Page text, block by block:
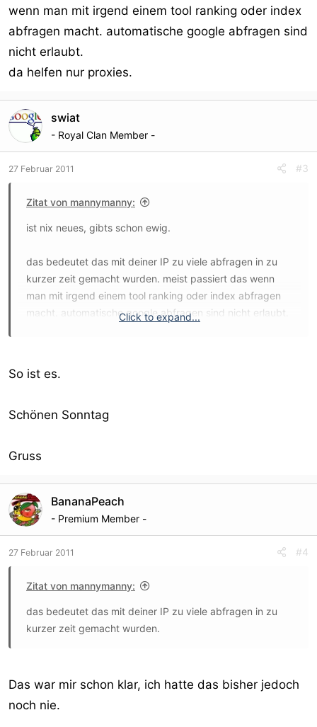
wenn man mit irgend einem tool ranking oder index
abfragen macht. automatische google abfragen sind
nicht erlaubt.
da helfen nur proxies.
swiat
- Royal Clan Member -
27 Februar 2011 #3
Zitat von mannymanny:
ist nix neues, gibts schon ewig.
das bedeutet das mit deiner IP zu viele abfragen in zu
kurzer zeit gemacht wurden. meist passiert das wenn
man mit irgend einem tool ranking oder index abfragen
macht. automatische google abfragen sind nicht erlaubt.
Click to expand...
So ist es.
Schönen Sonntag
Gruss
BananaPeach
- Premium Member -
27 Februar 2011 #4
Zitat von mannymanny:
das bedeutet das mit deiner IP zu viele abfragen in zu
kurzer zeit gemacht wurden.
Das war mir schon klar, ich hatte das bisher jedoch
noch nie.